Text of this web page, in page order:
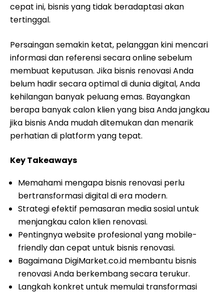
cepat ini, bisnis yang tidak beradaptasi akan
tertinggal.
Persaingan semakin ketat, pelanggan kini mencari
informasi dan referensi secara online sebelum
membuat keputusan. Jika bisnis renovasi Anda
belum hadir secara optimal di dunia digital, Anda
kehilangan banyak peluang emas. Bayangkan
berapa banyak calon klien yang bisa Anda jangkau
jika bisnis Anda mudah ditemukan dan menarik
perhatian di platform yang tepat.
Key Takeaways
Memahami mengapa bisnis renovasi perlu
bertransformasi digital di era modern.
Strategi efektif pemasaran media sosial untuk
menjangkau calon klien renovasi.
Pentingnya website profesional yang mobile-
friendly dan cepat untuk bisnis renovasi.
Bagaimana DigiMarket.co.id membantu bisnis
renovasi Anda berkembang secara terukur.
Langkah konkret untuk memulai transformasi